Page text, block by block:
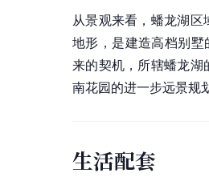
从景观来看，蟠龙湖
地形，是建造高档别墅
来的契机，所辖蟠龙湖
南花园的进一步远景规
生活配套